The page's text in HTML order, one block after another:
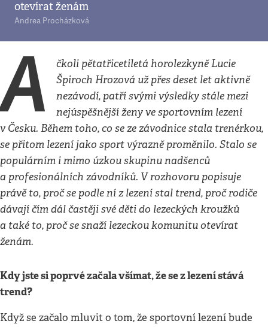
otevírat ženám
Andrea Procházková
A
čkoli pětatřicetiletá horolezkyně Lucie
Špiroch Hrozová už přes deset let aktivně
nezávodí, patří svými výsledky stále mezi
nejúspěšnější ženy ve sportovním lezení
v Česku. Během toho, co se ze závodnice stala trenérkou,
se přitom lezení jako sport výrazně proměnilo. Stalo se
populárním i mimo úzkou skupinu nadšenců
a profesionálních závodníků. V rozhovoru popisuje
právě to, proč se podle ní z lezení stal trend, proč rodiče
dávají čím dál častěji své děti do lezeckých kroužků
a také to, proč se snaží lezeckou komunitu otevírat
ženám.
Kdy jste si poprvé začala všímat, že se z lezení stává
trend?
Když se začalo mluvit o tom, že sportovní lezení bude